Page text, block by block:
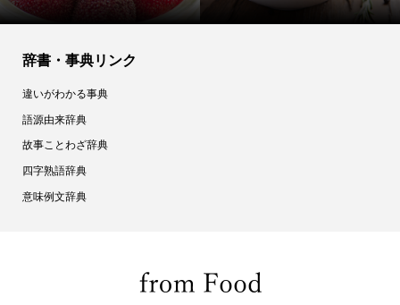
辞書・事典リンク
違いがわかる事典
語源由来辞典
故事ことわざ辞典
四字熟語辞典
意味例文辞典